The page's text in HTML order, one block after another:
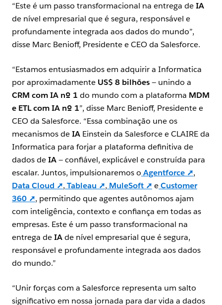
“Este é um passo transformacional na entrega deIA
de nível empresarial que é segura, responsável e
profundamente integrada aos dados do mundo”,
disse Marc Benioff, Presidente e CEO da Salesforce.
“Estamos entusiasmados em adquirir a Informatica
por aproximadamente US$ 8 bilhões— unindo a
CRM com IA nº 1 do mundo com a plataforma MDM
e ETL com IA nº 1”, disse Marc Benioff, Presidente e
CEO da Salesforce. “Essa combinação une os
mecanismos deIA Einstein da Salesforce e CLAIRE da
Informatica para forjar a plataforma definitiva de
dados deIA— confiável, explicável e construída para
escalar. Juntos, impulsionaremos o Agentforce ➚,
Data Cloud ➚, Tableau ➚, MuleSoft ➚ eCustomer
360 ➚, permitindo que agentes autônomos ajam
com inteligência, contexto e confiança em todas as
empresas. Este é um passo transformacional na
entrega deIAde nível empresarial que é segura,
responsável e profundamente integrada aos dados
do mundo.”
“Unir forças com a Salesforce representa um salto
significativo em nossa jornada para dar vida a dados